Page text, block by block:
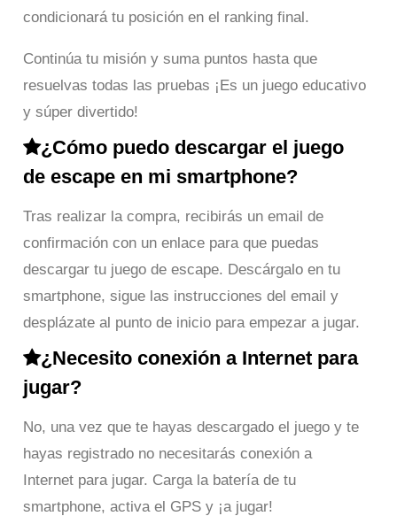
condicionará tu posición en el ranking final.
Continúa tu misión y suma puntos hasta que
resuelvas todas las pruebas ¡Es un juego educativo
y súper divertido!
¿Cómo puedo descargar el juego
de escape en mi smartphone?
Tras realizar la compra, recibirás un email de
confirmación con un enlace para que puedas
descargar tu juego de escape. Descárgalo en tu
smartphone, sigue las instrucciones del email y
desplázate al punto de inicio para empezar a jugar.
¿Necesito conexión a Internet para
jugar?
No, una vez que te hayas descargado el juego y te
hayas registrado no necesitarás conexión a
Internet para jugar. Carga la batería de tu
smartphone, activa el GPS y ¡a jugar!